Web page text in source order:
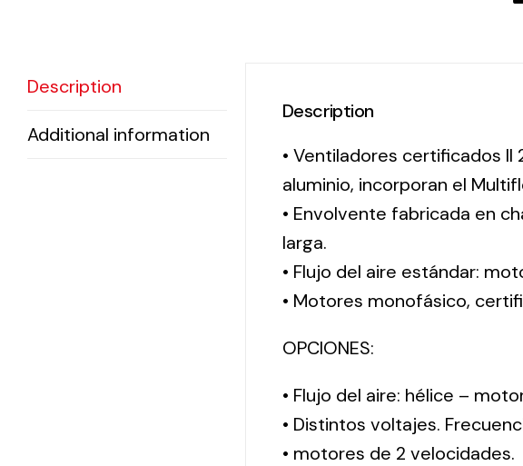
Description
Additional information
Description
• Ventiladores certificados II
aluminio, incorporan el
• Envolvente fabricada en
larga.
• Flujo del aire estándar:
• Motores monofásico,
OPCIONES:
• Flujo del aire: hélice –
• Distintos voltajes.
• motores de 2 velocidades.